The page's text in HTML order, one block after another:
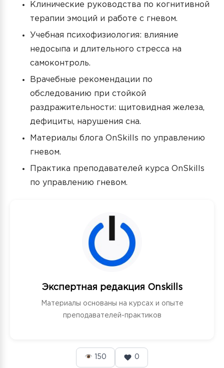
Клинические руководства по когнитивной
терапии эмоций и работе с гневом.
Учебная психофизиология: влияние
недосыпа и длительного стресса на
самоконтроль.
Врачебные рекомендации по
обследованию при стойкой
раздражительности: щитовидная железа,
дефициты, нарушения сна.
Материалы блога OnSkills по управлению
гневом.
Практика преподавателей курса OnSkills
по управлению гневом.
Экспертная редакция Onskills
Материалы основаны на курсах и опыте
преподавателей-практиков
150 0